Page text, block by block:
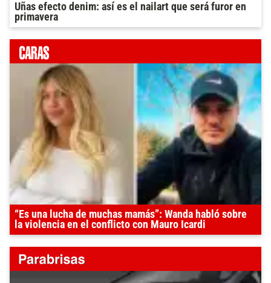
Uñas efecto denim: así es el nailart que será furor en
primavera
“Es una lucha de muchas mamás”: Wanda habló sobre
la violencia en el conflicto con Mauro Icardi